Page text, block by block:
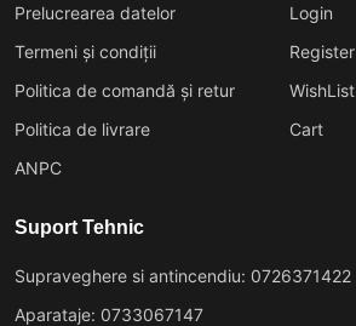
Prelucrearea datelor
Termeni și condiții
Politica de comandă și retur
Politica de livrare
ANPC
Login
Register
WishList
Cart
Suport Tehnic
Supraveghere si antincendiu: 0726371422
Aparataje: 0733067147